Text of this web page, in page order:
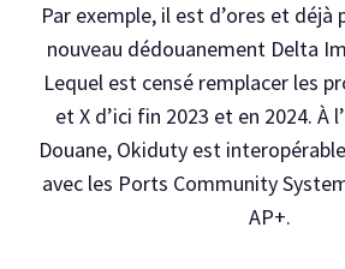
Par exemple, il est d’ores et
nouveau dédouanement Delta
Lequel est censé remplacer les
et X d’ici fin 2023 et en 2024. À
Douane, Okiduty est
avec les Ports Community
AP+.